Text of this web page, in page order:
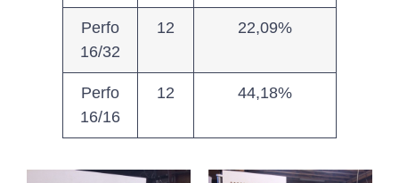
Perfo
16/32
12 22,09%
Perfo
16/16
12 44,18%